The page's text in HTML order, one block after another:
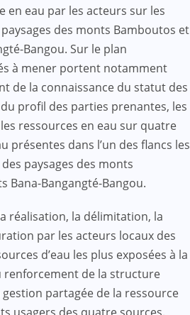
en eau par les acteurs sur les
des monts Bamboutos et
Bangou. Sur le plan
à mener portent notamment
de la connaissance du statut des
du profil des parties prenantes, les
ressources en eau sur quatre
présentes dans l’un des flancs les
paysages des monts
Bana-Bangangté-Bangou.
réalisation, la délimitation, la
par les acteurs locaux des
d’eau les plus exposées à la
renforcement de la structure
partagée de la ressource
usagers des quatre sources.